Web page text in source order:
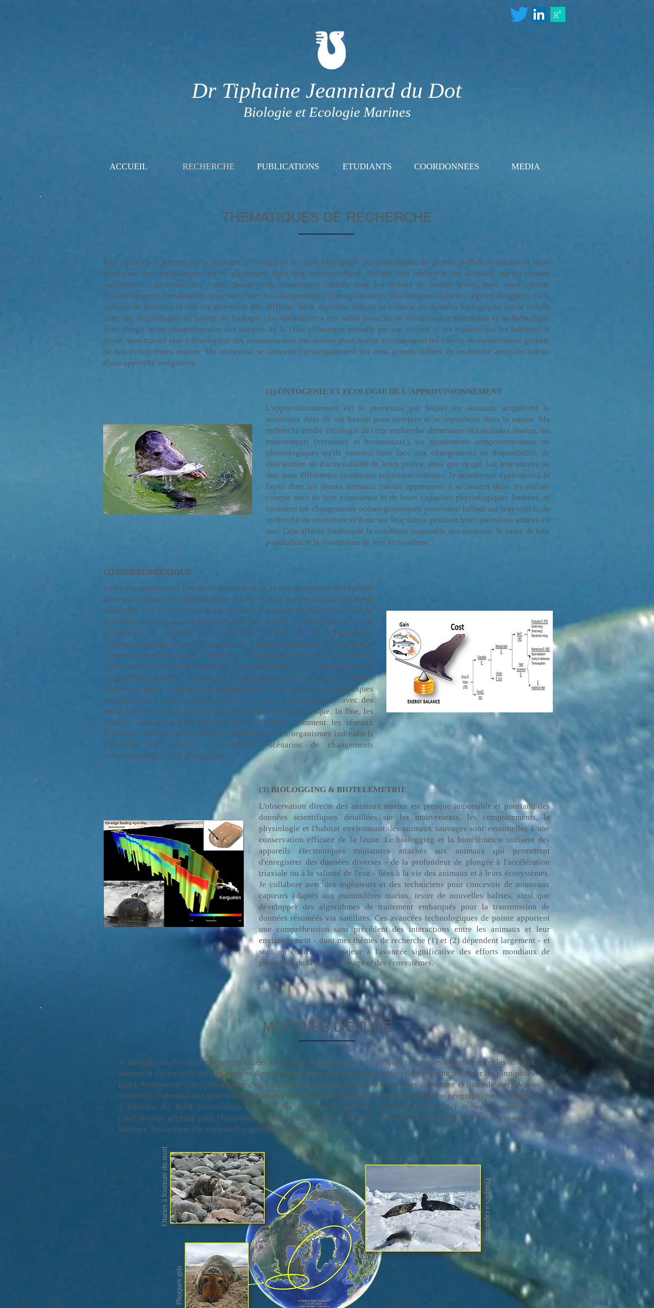
Biologie et Ecologie Marines
Dr Tiphaine Jeanniard du Dot
ACCUEIL RECHERCHE PUBLICATIONS ETUDIANTS COORDONNEES MEDIA
THEMATIQUES DE RECHERCHE
Mes recherches portent sur la biologie, l'écologie et le cycle biologique des populations de grands prédateurs marins et leurs
liens avec les changements qui se produisent dans leur environnement. J'utilise non seulement les animaux marins comme
indicateurs - ou sentinelles - des changements climatiques rapides dans les océans du monde entier, mais aussi comme
échantillonneurs inestimables pour surveiller les changements océanographiques biochimiques dans les régions éloignées où la
collecte de données in situ est autrement très difficile. Mon approche intègre la collecte de données biologiques sur le terrain
avec des technologies de pointe de biologie / biotélémétrie et des outils avancés de modélisation statistique et mathématique
pour élargir notre compréhension des impacts de la crise climatique actuelle sur nos océans et les espèces qui les habitent. À
terme, mon travail vise à développer des connaissances mécanistes pour mieux accompagner les efforts de conservation globale
de nos écosystèmes marins. Ma recherche se concentre principalement sur trois grands thèmes de recherche articulés autour
d'une approche intégrative:
(1) ONTOGENIE ET ECOLOGIE DE L'APPROVISIONNEMENT
L'approvisionnement est le processus par lequel les animaux acquièrent la
nourriture dont ils ont besoin pour survivre et se reproduire dans la nature. Ma
recherche étudie l'écologie de cette recherche alimentaire des animaux marins, les
mouvements (verticaux et horizontaux), les ajustements comportementaux ou
physiologiques qu'ils peuvent faire face aux changements de disponibilité, de
distribution ou d'accessibilité de leurs proies, ainsi que ce qui fait leur succès ou
non dans différentes conditions environnementales. Je m'intéresse également à la
façon dont les jeunes animaux marins apprennent à se nourrir dans les océans
compte tenu de leur expérience et de leurs capacités physiologiques limitées, et
comment les changements océanographiques pourraient influer sur leur succès de
recherche de nourriture et donc sur leur survie pendant leurs premières années en
mer. Cela affecte finalement la condition corporelle des animaux, la santé de leur
population et la dynamique de leur écosystème.
(2) BIOENERGETIQUE
La bioénergétique est l'étude du transfert et de la transformation de l'énergie
dans les systèmes biologiques basés sur les lois de la thermodynamique. Ma
recherche vise à caractériser et comprendre la cascade de transferts d'énergie
à travers les réseaux trophiques marins au niveau de l'individu ou de la
population, et comment cela peut être affecté par les changements
environnementaux dans nos océans. Je cherche également à comprendre
comment l'équilibre gains / dépenses énergétiques des prédateurs définit
l'allocation aux fonctions et activités physiologiques et, au final influence la
capacité des individus à survivre et à se reproduire avec succès dans la nature
ainsi que leurs tendances démographiques. Les études bioénergétiques
intègrent des données collectées sur le terrain et en laboratoire avec des
méthodes avancées de modélisation statistique et mathématique. In fine, les
modèles bioénergétiques peuvent aider à prédire comment les réseaux
trophiques marins, les populations animales ou les organismes individuels
pourraient être affectés par différents scénarios de changements
environnementaux and climatiques.
(3) BIOLOGGING & BIOTELEMETRIE
L'observation directe des animaux marins est presque impossible et pourtant, des
données scientifiques détaillées sur les mouvements, les comportements, la
physiologie et l'habitat environnant des animaux sauvages sont essentielles à une
conservation efficace de la faune. Le biologging et la biotélémétrie utilisent des
appareils électroniques miniatures attachés aux animaux qui permettent
d'enregistrer des données diverses - de la profondeur de plongée à l'accélération
triaxiale ou à la salinité de l'eau - liées à la vie des animaux et à leurs écosystèmes.
Je collabore avec des ingénieurs et des techniciens pour concevoir de nouveaux
capteurs adaptés aux mammifères marins, tester de nouvelles balises, ainsi que
développer des algorithmes de traitement embarqués pour la transmission de
données résumées via satellites. Ces avancées technologiques de pointe apportent
une compréhension sans précédent des interactions entre les animaux et leur
environnement - dont mes thèmes de recherche (1) et (2) dépendent largement - et
sont un contributeur majeur à l'avancée significative des efforts mondiaux de
protection de la faune sauvage et des écosystèmes.
MODELES D'ETUDE
Je travaille sur des espèces marines situées au sommet de leurs réseaux trophiques comme les mammifères et les oiseaux
marins. Si j'ai travaillé sur des espèces dans le monde entier, mon principal intérêt de recherche porte sur les pinnipèdes
(sub)-Arctiques et (sub)-Antarctiques, qu'il s'agisse de phoques ou d'otaridés (otaries à fourrure et lions de mer). Vous
trouverez ci-dessous une galerie non exhaustive de mes animaux d'étude et de leur localisation géographique: les otaries
à fourrure du Nord (Callorhinus ursinus), les phoques à capuchon (Cystophora cristata) et les phoques gris
(Halichoerus grypus) pour l'hémisphère nord; et les éléphants de mer austraux (Mirounga leonina) et les otaries à
fourrure Antarctique (Arctocephallus gazella) pour l'hémisphère sud.
Otaries a fourrure du nord
Phoques gris
Phoques a capuchon